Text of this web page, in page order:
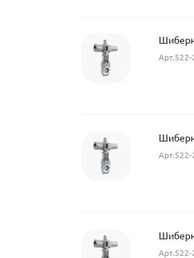
Арт.522-